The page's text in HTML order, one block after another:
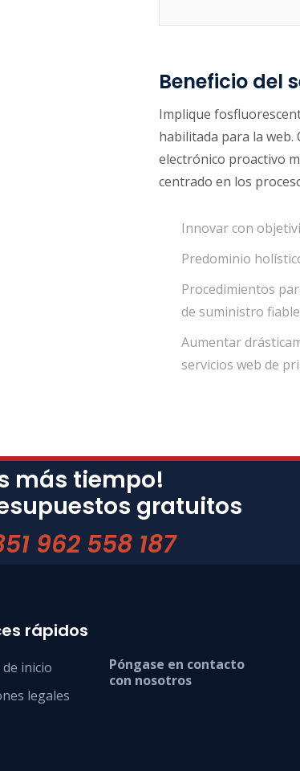
Beneficio del
Implique
habilitada para la
electrónico proactivo
centrado en los
Innovar con
Predominio
Procedimientos
de suministro
Aumentar
servicios web de
más tiempo!
gratuitos
962 558 187
rápidos
inicio
legales
Póngase en contacto
con nosotros